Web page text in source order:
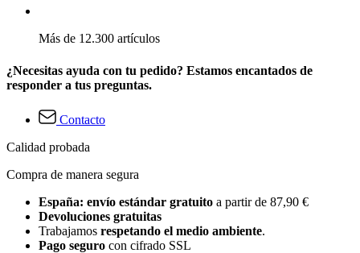
Más de 12.300 artículos
¿Necesitas ayuda con tu pedido? Estamos encantados de
responder a tus preguntas.
Contacto
Calidad probada
Compra de manera segura
España: envío estándar gratuito a partir de 87,90 €
Devoluciones gratuitas
Trabajamos respetando el medio ambiente.
Pago seguro con cifrado SSL